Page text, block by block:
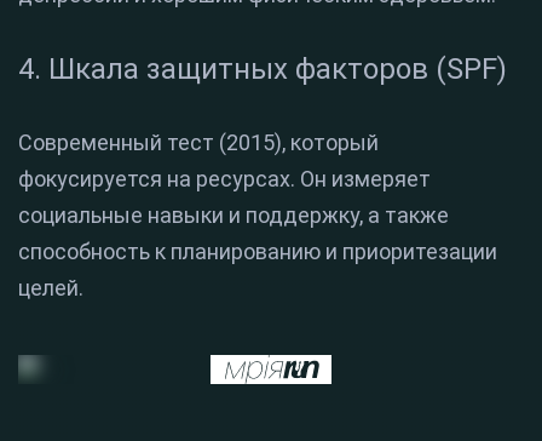
4. Шкала защитных факторов (SPF)
Современный тест (2015), который
фокусируется на ресурсах. Он измеряет
социальные навыки и поддержку, а также
способность к планированию и приоритезации
целей.